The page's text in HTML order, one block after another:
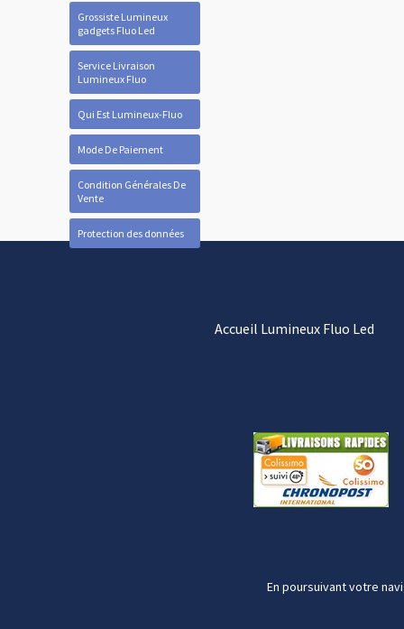
Grossiste Lumineux
gadgets Fluo Led
Service Livraison
Lumineux Fluo
Qui Est Lumineux-Fluo
Mode De Paiement
Condition Générales De
Vente
Protection des données
Accueil Lumineux Fluo Led
En poursuivant votre